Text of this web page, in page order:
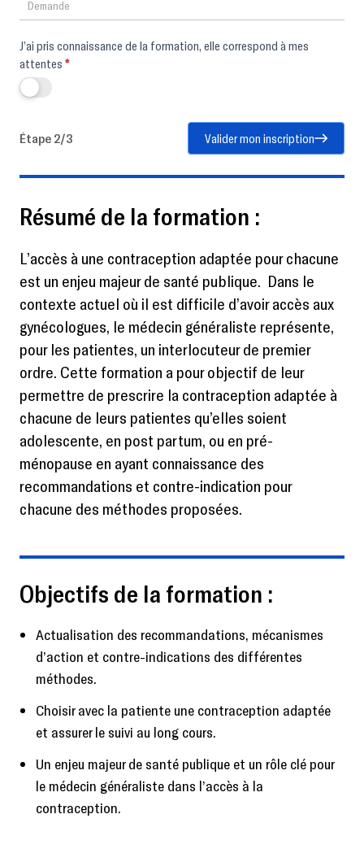
J’ai pris connaissance de la formation, elle correspond à mes
attentes *
Étape 2/3 Valider mon inscription
Résumé de la formation :
L’accès à une contraception adaptée pour chacune
est un enjeu majeur de santé publique. Dans le
contexte actuel où il est difficile d’avoir accès aux
gynécologues, le médecin généraliste représente,
pour les patientes, un interlocuteur de premier
ordre. Cette formation a pour objectif de leur
permettre de prescrire la contraception adaptée à
chacune de leurs patientes qu’elles soient
adolescente, en post partum, ou en pré-
ménopause en ayant connaissance des
recommandations et contre-indication pour
chacune des méthodes proposées.
Objectifs de la formation :
Actualisation des recommandations, mécanismes
d’action et contre-indications des différentes
méthodes.
Choisir avec la patiente une contraception adaptée
et assurer le suivi au long cours.
Un enjeu majeur de santé publique et un rôle clé pour
le médecin généraliste dans l’accès à la
contraception.